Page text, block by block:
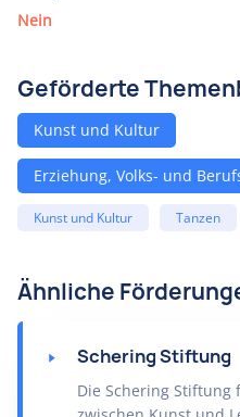
Nein
Geförderte
Kunst und Kultur
Erziehung, Volks- und
Kunst und Kultur Tanzen
Ähnliche
Schering Stiftung
Die Schering Stiftung